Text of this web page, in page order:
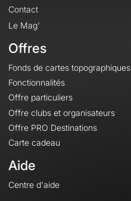
Contact
Le Mag'
Offres
Fonds de cartes topographiques
Fonctionnalités
Offre particuliers
Offre clubs et organisateurs
Offre PRO Destinations
Carte cadeau
Aide
Centre d'aide